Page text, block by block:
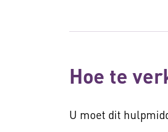
Hoe te
U moet dit